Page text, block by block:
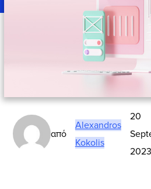
από
Alexandros
Kokolis
20
2023